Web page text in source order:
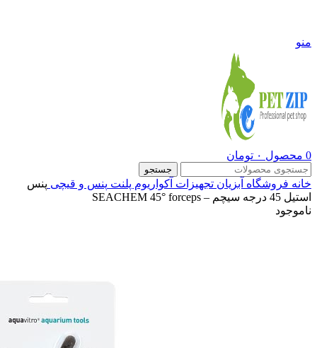
منو
0 محصول ۰ تومان
جستجو
خانه فروشگاه آبزیان تجهیزات آکواریوم پلنت پنس و قیچی پنس
استیل 45 درجه سیچم – SEACHEM 45° forceps
ناموجود